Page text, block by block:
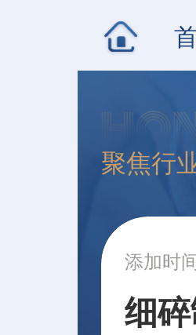
聚焦行
添加时
细